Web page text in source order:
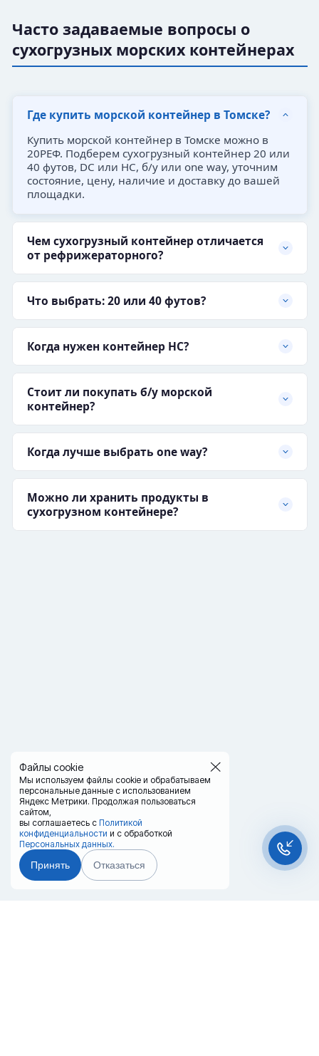
Файлы cookie
Мы используем файлы cookie и обрабатываем
персональные данные с использованием
Яндекс Метрики. Продолжая пользоваться
сайтом,
вы соглашаетесь с Политикой
конфиденциальности и с обработкой
Персональных данных.
Принять Отказаться
Часто задаваемые вопросы о
сухогрузных морских контейнерах
Где купить морской контейнер в Томске?
Купить морской контейнер в Томске можно в
20РЕФ. Подберем сухогрузный контейнер 20 или
40 футов, DC или HC, б/у или one way, уточним
состояние, цену, наличие и доставку до вашей
площадки.
Чем сухогрузный контейнер отличается
от рефрижераторного?
Что выбрать: 20 или 40 футов?
Когда нужен контейнер HC?
Стоит ли покупать б/у морской
контейнер?
Когда лучше выбрать one way?
Можно ли хранить продукты в
сухогрузном контейнере?